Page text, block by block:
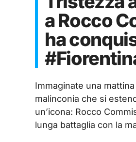
a Rocco
ha
Immaginate una
malinconia che si
un’icona: Rocco
lunga battaglia con la